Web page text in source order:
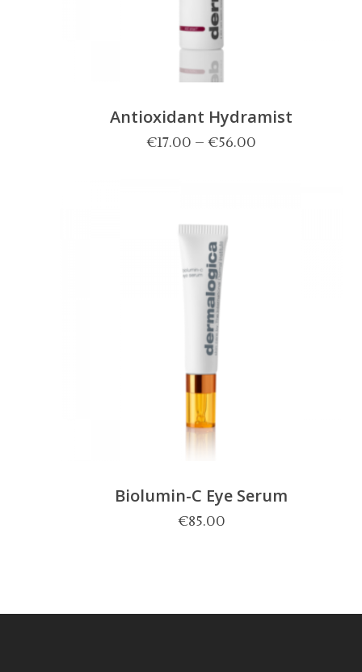
Antioxidant Hydramist
€17.00 – €56.00
Biolumin-C Eye Serum
€85.00